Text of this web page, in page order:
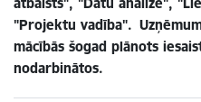
"Projektu vadība".
mācībās šogad plānots
nodarbinātos.